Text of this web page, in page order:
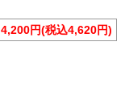
4,200円(税込4,620円)